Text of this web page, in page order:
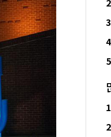
3
4
5
1
2